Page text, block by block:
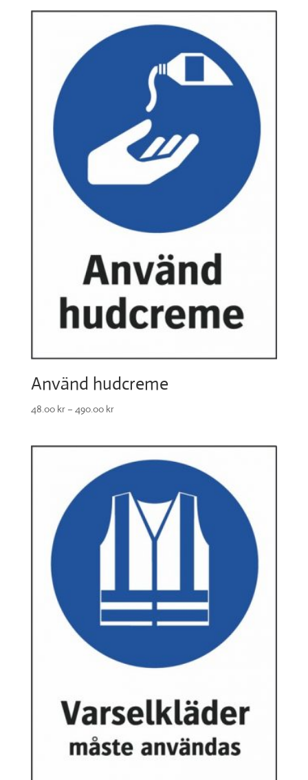
Använd hudcreme
48.00 kr– 490.00 kr